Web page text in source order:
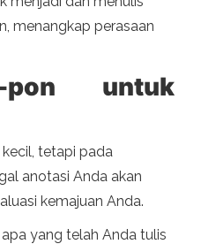
menangkap perasaan
pon untuk
tetapi pada
anotasi Anda akan
kemajuan Anda.
yang telah Anda tulis